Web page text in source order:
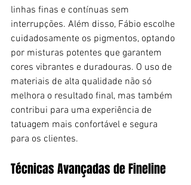
linhas finas e contínuas sem
interrupções. Além disso, Fábio escolhe
cuidadosamente os pigmentos, optando
por misturas potentes que garantem
cores vibrantes e duradouras. O uso de
materiais de alta qualidade não só
melhora o resultado final, mas também
contribui para uma experiência de
tatuagem mais confortável e segura
para os clientes.
Técnicas Avançadas de Fineline